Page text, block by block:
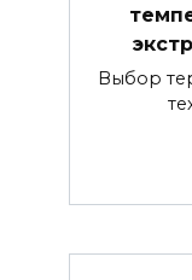
Выбор